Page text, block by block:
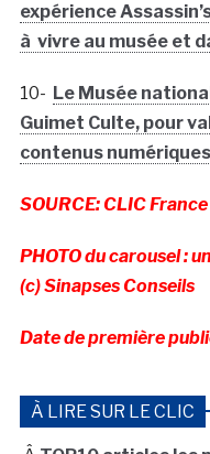
expérience
à vivre au musée et
10- Le Musée
Guimet Culte, pour
contenus numériques
SOURCE: CLIC France
PHOTO du carousel :
(c) Sinapses Conseils
Date de première
À LIRE SUR LE CLIC